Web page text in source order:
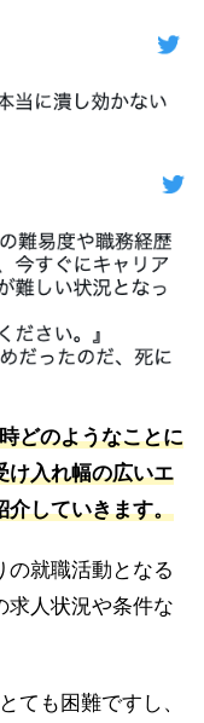
どのようなことに
け入れ幅の広いエ
介していきます。
の就職活動となる
求人状況や条件な
ても困難ですし、